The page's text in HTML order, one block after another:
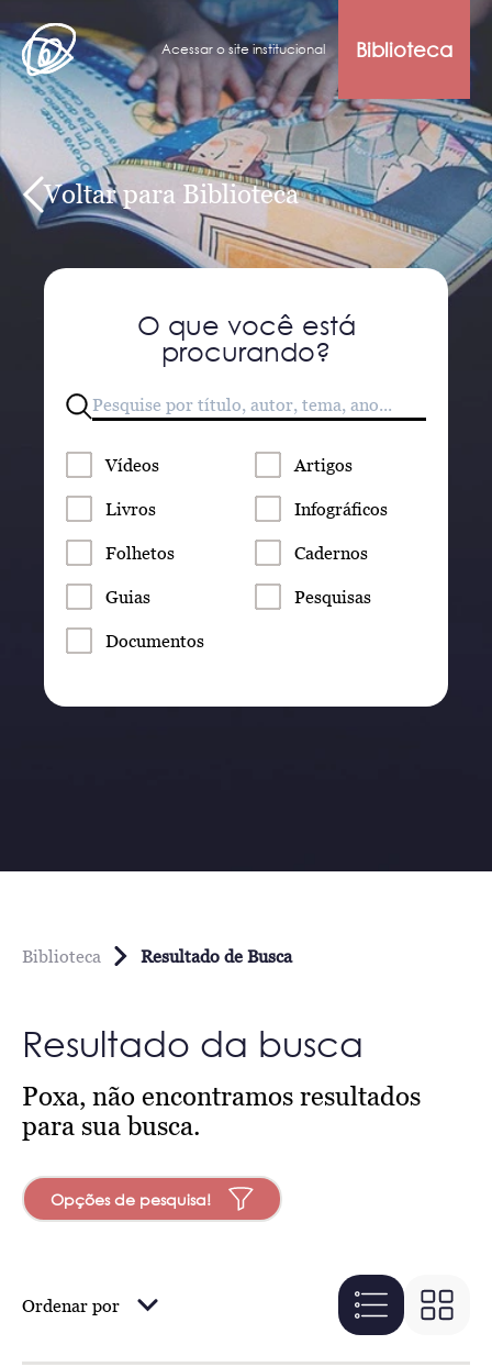
Acessar o site institucional Biblioteca
Voltar para Biblioteca
O que você está
procurando?
Vídeos Artigos
Livros Infográficos
Folhetos Cadernos
Guias Pesquisas
Documentos
Biblioteca Resultado de Busca
Resultado da busca
Poxa, não encontramos resultados
para sua busca.
Opções de pesquisa!
Ordenar por